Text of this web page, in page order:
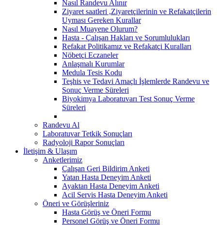
Nasıl Randevu Alınır
Ziyaret saatleri ,Ziyaretçilerinin ve Refakatçilerin
Uyması Gereken Kurallar
Nasıl Muayene Olurum?
Hasta - Çalışan Hakları ve Sorumlulukları
Refakat Politikamız ve Refakatçi Kuralları
Nöbetçi Eczaneler
Anlaşmalı Kurumlar
Medula Tesis Kodu
Teşhis ve Tedavi Amaçlı İşlemlerde Randevu ve
Sonuç Verme Süreleri
Biyokimya Laboratuvarı Test Sonuç Verme
Süreleri
Randevu Al
Laboratuvar Tetkik Sonuçları
Radyoloji Rapor Sonuçları
İletişim & Ulaşım
Anketlerimiz
Çalışan Geri Bildirim Anketi
Yatan Hasta Deneyim Anketi
Ayaktan Hasta Deneyim Anketi
Acil Servis Hasta Deneyim Anketi
Öneri ve Görüşleriniz
Hasta Görüş ve Öneri Formu
Personel Görüş ve Öneri Formu